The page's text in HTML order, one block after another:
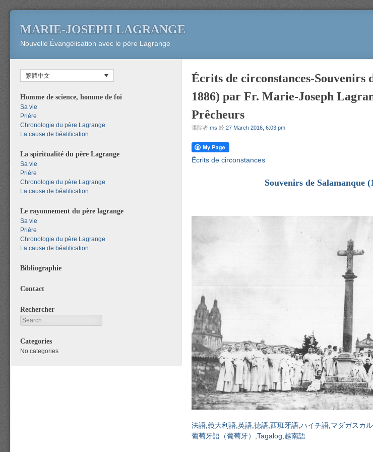
MARIE-JOSEPH LAGRANGE
Nouvelle Évangélisation avec le père Lagrange
Écrits de circonstances-Souvenirs
1886) par Fr. Marie-Joseph
Prêcheurs
張貼者 ms 於 27 March 2016, 6:03 pm
Écrits de circonstances
Souvenirs de Salamanque
法語 義大利語 英語 德語 西班牙語 ハイチ語 マダガスカ
葡萄牙語（葡萄牙）
Tagalog 越南語
繁體中文
Homme de science, homme de foi
Sa vie
Prière
Chronologie du père Lagrange
La cause de béatification
La spiritualité du père Lagrange
Sa vie
Prière
Chronologie du père Lagrange
La cause de béatification
Le rayonnement du père lagrange
Sa vie
Prière
Chronologie du père Lagrange
La cause de béatification
Bibliographie
Contact
Rechercher
Search
Categories
No categories